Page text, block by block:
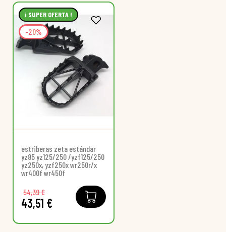
¡ SUPER OFERTA !
-20%
estriberas zeta estándar
yz85 yz125/250 /yzf125/250
yz250x, yzf250x wr250r/x
wr400f wr450f
43,51 €
54,39 €